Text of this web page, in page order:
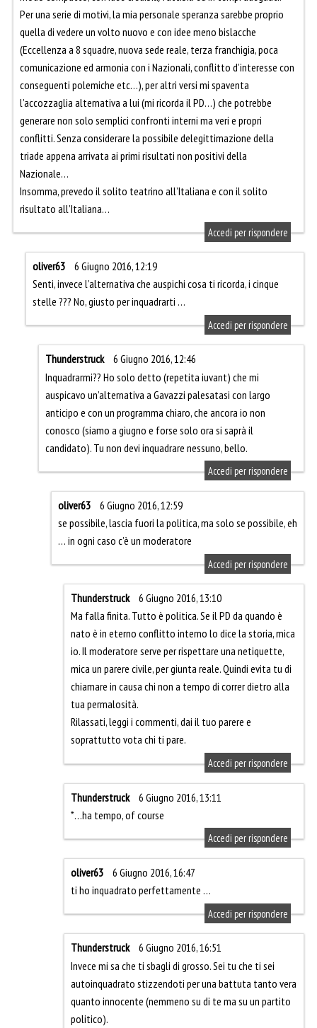
Per una serie di motivi, la mia personale speranza sarebbe proprio
quella di vedere un volto nuovo e con idee meno bislacche
(Eccellenza a 8 squadre, nuova sede reale, terza franchigia, poca
comunicazione ed armonia con i Nazionali, conflitto d’interesse con
conseguenti polemiche etc…), per altri versi mi spaventa
l’accozzaglia alternativa a lui (mi ricorda il PD…) che potrebbe
generare non solo semplici confronti interni ma veri e propri
conflitti. Senza considerare la possibile delegittimazione della
triade appena arrivata ai primi risultati non positivi della
Nazionale…
Insomma, prevedo il solito teatrino all’Italiana e con il solito
risultato all’Italiana…
Accedi per rispondere
oliver63
6 Giugno 2016, 12:19
Senti, invece l’alternativa che auspichi cosa ti ricorda, i cinque
stelle ??? No, giusto per inquadrarti …
Accedi per rispondere
Thunderstruck
6 Giugno 2016, 12:46
Inquadrarmi?? Ho solo detto (repetita iuvant) che mi
auspicavo un’alternativa a Gavazzi palesatasi con largo
anticipo e con un programma chiaro, che ancora io non
conosco (siamo a giugno e forse solo ora si saprà il
candidato). Tu non devi inquadrare nessuno, bello.
Accedi per rispondere
oliver63
6 Giugno 2016, 12:59
se possibile, lascia fuori la politica, ma solo se possibile, eh
… in ogni caso c’è un moderatore
Accedi per rispondere
Thunderstruck
6 Giugno 2016, 13:10
Ma falla finita. Tutto è politica. Se il PD da quando è
nato è in eterno conflitto interno lo dice la storia, mica
io. Il moderatore serve per rispettare una netiquette,
mica un parere civile, per giunta reale. Quindi evita tu di
chiamare in causa chi non a tempo di correr dietro alla
tua permalosità.
Rilassati, leggi i commenti, dai il tuo parere e
soprattutto vota chi ti pare.
Accedi per rispondere
Thunderstruck
6 Giugno 2016, 13:11
*…ha tempo, of course
Accedi per rispondere
oliver63
6 Giugno 2016, 16:47
ti ho inquadrato perfettamente …
Accedi per rispondere
Thunderstruck
6 Giugno 2016, 16:51
Invece mi sa che ti sbagli di grosso. Sei tu che ti sei
autoinquadrato stizzendoti per una battuta tanto vera
quanto innocente (nemmeno su di te ma su un partito
politico).